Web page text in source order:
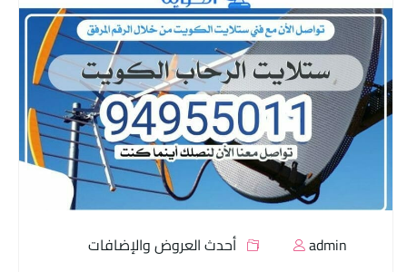
admin أحدث العروض والإضافات